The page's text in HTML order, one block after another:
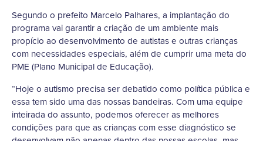
Segundo o prefeito Marcelo Palhares, a implantação do
programa vai garantir a criação de um ambiente mais
propício ao desenvolvimento de autistas e outras crianças
com necessidades especiais, além de cumprir uma meta do
PME (Plano Municipal de Educação).
“Hoje o autismo precisa ser debatido como política pública e
essa tem sido uma das nossas bandeiras. Com uma equipe
inteirada do assunto, podemos oferecer as melhores
condições para que as crianças com esse diagnóstico se